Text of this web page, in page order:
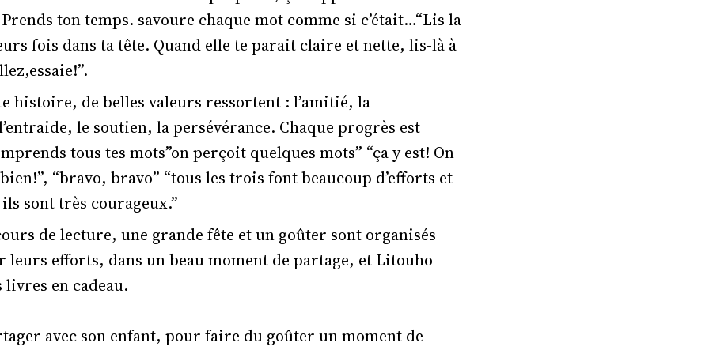
ton temps. savoure chaque mot comme si c’était…“Lis la
fois dans ta tête. Quand elle te parait claire et nette, lis-là à
histoire, de belles valeurs ressortent : l’amitié, la
le soutien, la persévérance. Chaque progrès est
tous tes mots”on perçoit quelques mots” “ça y est! On
“bravo, bravo” “tous les trois font beaucoup d’efforts et
sont très courageux.”
de lecture, une grande fête et un goûter sont organisés
leurs efforts, dans un beau moment de partage, et Litouho
en cadeau.
avec son enfant, pour faire du goûter un moment de